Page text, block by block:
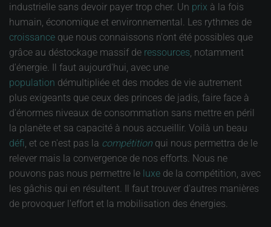
industrielle sans devoir payer trop cher. Un prix à la fois
humain, économique et environnemental. Les rythmes de
croissance que nous connaissons n'ont été possibles que
grâce au déstockage massif de ressources , notamment
d'énergie. Il faut aujourd'hui, avec une
population démultipliée et des modes de vie autrement
plus exigeants que ceux des princes de jadis, faire face à
d'énormes niveaux de consommation sans mettre en péril
la planète et sa capacité à nous accueillir. Voilà un beau
défi , et ce n'est pas la compétition qui nous permettra de le
relever mais la convergence de nos efforts. Nous ne
pouvons pas nous permettre le luxe de la compétition, avec
les gâchis qui en résultent. Il faut trouver d'autres manières
de provoquer l'effort et la mobilisation des énergies.